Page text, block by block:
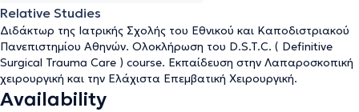
Relative Studies
Διδάκτωρ της Ιατρικής Σχολής του Εθνικού και Καποδιστριακού
Πανεπιστημίου Αθηνών. Ολοκλήρωση του D.S.T.C. ( Definitive
Surgical Trauma Care ) course. Εκπαίδευση στην Λαπαροσκοπική
χειρουργική και την Ελάχιστα Επεμβατική Χειρουργική.
Availability